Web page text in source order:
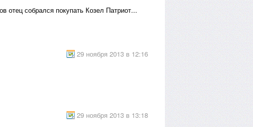
отец собрался покупать Козел Патриот...
29 ноября 2013 в 12:16
29 ноября 2013 в 13:18